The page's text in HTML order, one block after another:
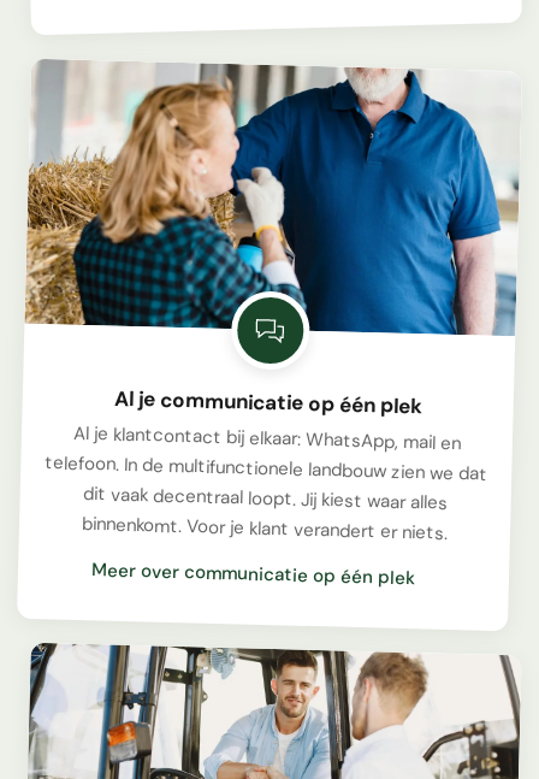
Al je communicatie op één plek
Al je klantcontact bij elkaar: WhatsApp, mail en
telefoon. In de multifunctionele landbouw zien we dat
dit vaak decentraal loopt. Jij kiest waar alles
binnenkomt. Voor je klant verandert er niets.
Meer over communicatie op één plek